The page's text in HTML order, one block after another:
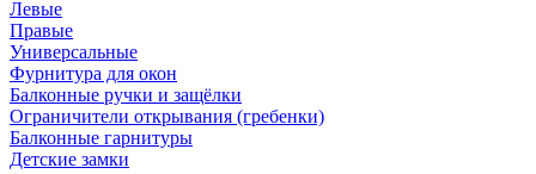
Левые
Правые
Универсальные
Фурнитура для окон
Балконные ручки и защёлки
Ограничители открывания (гребенки)
Балконные гарнитуры
Детские замки